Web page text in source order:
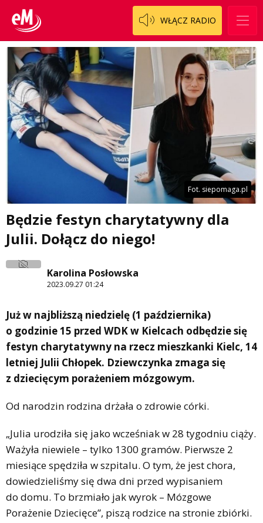
WŁĄCZ RADIO
Fot. siepomaga.pl
Będzie festyn charytatywny dla
Julii. Dołącz do niego!
Karolina Posłowska
2023.09.27 01:24
Już w najbliższą niedzielę (1 października)
o godzinie 15 przed WDK w Kielcach odbędzie się
festyn charytatywny na rzecz mieszkanki Kielc, 14
letniej Julii Chłopek. Dziewczynka zmaga się
z dziecięcym porażeniem mózgowym.
Od narodzin rodzina drżała o zdrowie córki.
„Julia urodziła się jako wcześniak w 28 tygodniu ciąży.
Ważyła niewiele – tylko 1300 gramów. Pierwsze 2
miesiące spędziła w szpitalu. O tym, że jest chora,
dowiedzieliśmy się dwa dni przed wypisaniem
do domu. To brzmiało jak wyrok – Mózgowe
Porażenie Dziecięce”, piszą rodzice na stronie zbiórki.